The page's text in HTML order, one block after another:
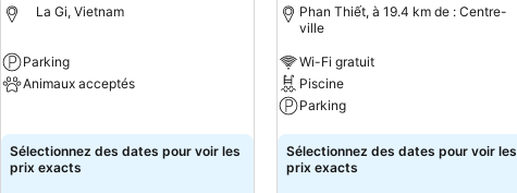
La Gi, Vietnam
Parking
Animaux acceptés
Sélectionnez des dates pour voir les
prix exacts
Phan Thiết, à 19.4 km de : Centre-
ville
Wi-Fi gratuit
Piscine
Parking
Consulter les prix
Sélectionnez des dates pour voir les
prix exacts